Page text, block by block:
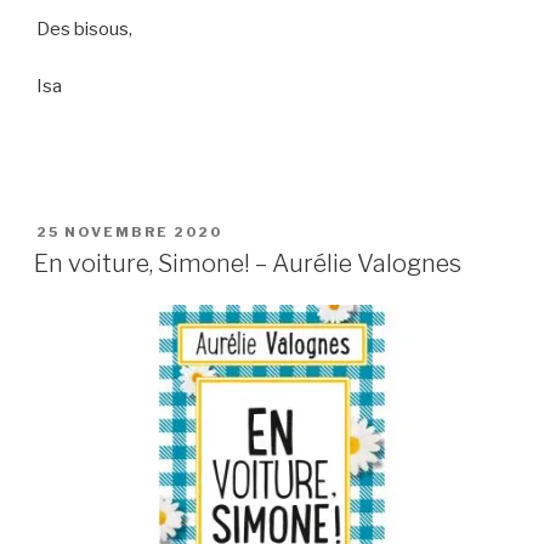
Des bisous,
Isa
PUBLIÉ
LE
25 NOVEMBRE 2020
En voiture, Simone! – Aurélie Valognes